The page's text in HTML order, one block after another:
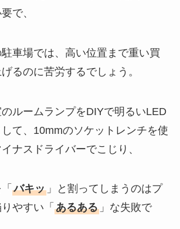
で、
車場では、高い位置まで重い買
るのに苦労するでしょう。
ルームランプをDIYで明るいLED
て、10mmのソケットレンチを使
ナスドライバーでこじり、
バキッ」と割ってしまうのはプ
やすい「 あるある」な失敗で